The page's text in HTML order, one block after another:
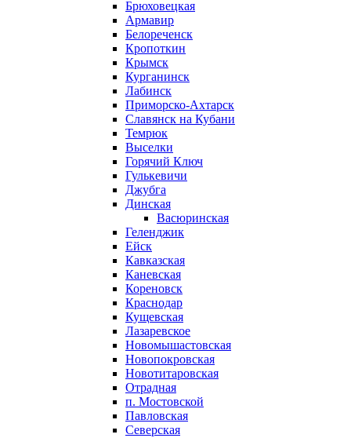
Брюховецкая
Армавир
Белореченск
Кропоткин
Крымск
Курганинск
Лабинск
Приморско-Ахтарск
Славянск на Кубани
Темрюк
Выселки
Горячий Ключ
Гулькевичи
Джубга
Динская
Васюринская
Геленджик
Ейск
Кавказская
Каневская
Кореновск
Краснодар
Кущевская
Лазаревское
Новомышастовская
Новопокровская
Новотитаровская
Отрадная
п. Мостовской
Павловская
Северская